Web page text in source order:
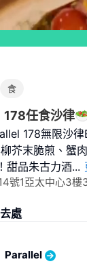
Loaded
:
100.00%
食
178任食沙律
178無限沙
芥末脆煎、蟹
甜品朱古力酒...
號1亞太中心3樓
處
Parallel